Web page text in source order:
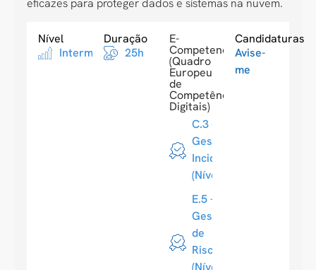
Nível
Intermediario
Duração
25h
E-
Competences
(Quadro
Europeu
de
Competências
Digitais)
C.3 -
Gestão de
Incidentes
(Nível 3)
E.5 -
Gestão
de
Riscos
(Nível
Candidaturas
Avise-
me